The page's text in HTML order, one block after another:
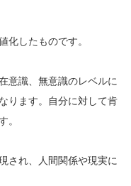
化したものです。
意識、無意識のレベルに
ります。自分に対して肯
。
され、人間関係や現実に